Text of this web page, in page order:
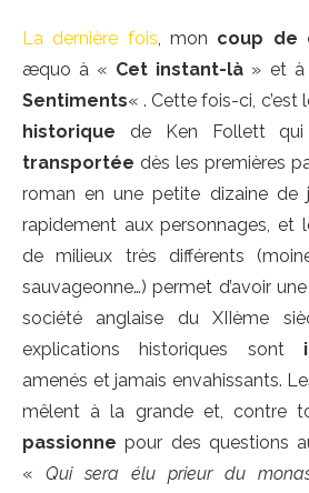
La dernière fois, mon coup de
æquo à « Cet instant-là » et à
Sentiments« . Cette fois-ci, c’est
historique de Ken Follett qui
transportée dès les premières
roman en une petite dizaine de
rapidement aux personnages, et
de milieux très différents
sauvageonne…) permet d’avoir
société anglaise du XIIème
explications historiques sont
amenés et jamais envahissants.
mêlent à la grande et, contre
passionne pour des questions
« Qui sera élu prieur du